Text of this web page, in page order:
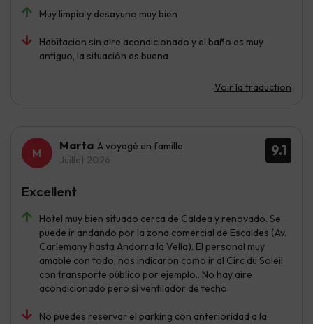
Muy limpio y desayuno muy bien
Habitacion sin aire acondicionado y el baño es muy
antiguo, la situación es buena
Voir la traduction
9.1
Marta A voyagé en famille
Juillet 2026
Hotel muy bien situado cerca de Caldea y renovado. Se
puede ir andando por la zona comercial de Escaldes (Av.
Carlemany hasta Andorra la Vella). El personal muy
amable con todo, nos indicaron como ir al Circ du Soleil
con transporte público por ejemplo.. No hay aire
acondicionado pero si ventilador de techo.
No puedes reservar el parking con anterioridad a la
Excellent